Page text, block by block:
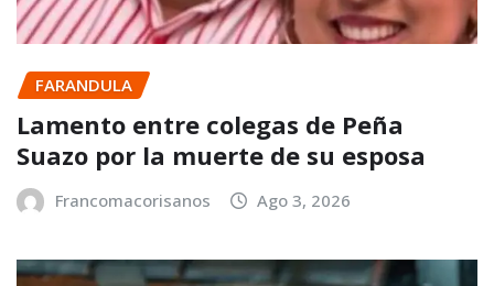
FARANDULA
Lamento entre colegas de Peña
Suazo por la muerte de su esposa
Francomacorisanos Ago 3, 2026